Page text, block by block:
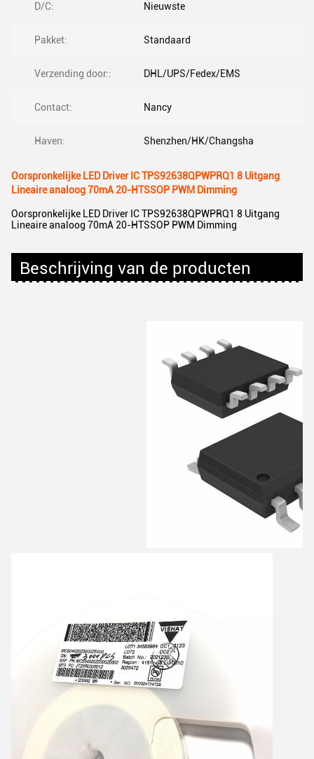
D/C: Nieuwste
Pakket: Standaard
Verzending door:: DHL/UPS/Fedex/EMS
Contact: Nancy
Haven: Shenzhen/HK/Changsha
Oorspronkelijke LED Driver IC TPS92638QPWPRQ1 8 Uitgang
Lineaire analoog 70mA 20-HTSSOP PWM Dimming
Oorspronkelijke LED Driver IC TPS92638QPWPRQ1 8 Uitgang
Lineaire analoog 70mA 20-HTSSOP PWM Dimming
Beschrijving van de producten